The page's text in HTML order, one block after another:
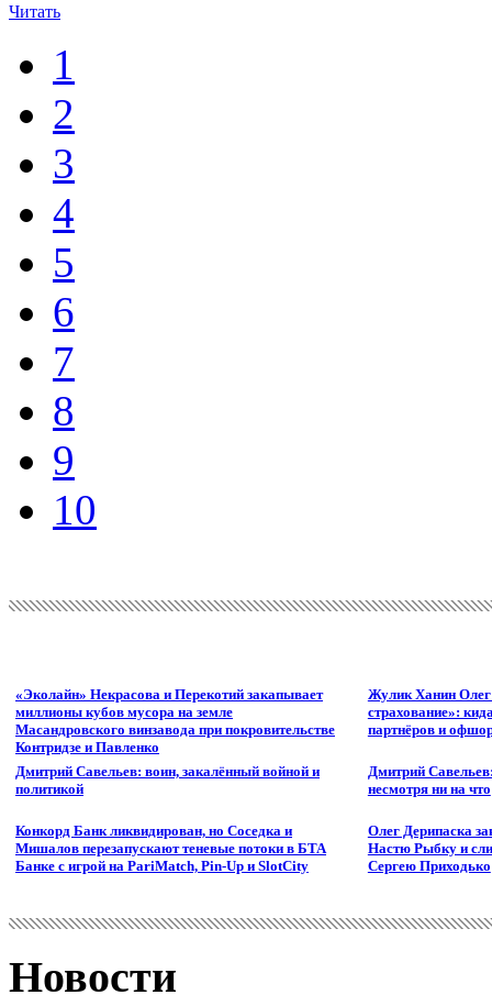
Читать
1
2
3
4
5
6
7
8
9
10
«Эколайн» Некрасова и Перекотий закапывает
миллионы кубов мусора на земле
Масандровского винзавода при покровительстве
Контридзе и Павленко
Жулик Ханин
страхование»:
партнёров и
Дмитрий Савельев: воин, закалённый войной и
политикой
Дмитрий
несмотря ни на что
Конкорд Банк ликвидирован, но Соседка и
Мишалов перезапускают теневые потоки в БТА
Банке с игрой на PariMatch, Pin-Up и SlotCity
Олег Дерипаска
Настю Рыбку и
Сергею Приходько
Новости